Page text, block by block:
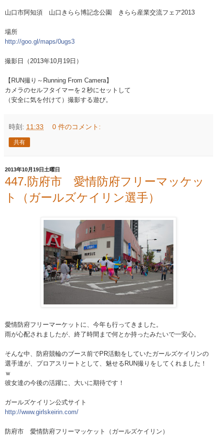
山口市阿知須 山口きらら博記念公園 きらら産業交流フ ェア2013
場所
http://goo.gl/maps/0ugs3
撮影日（2013年10月19日）
【RUN撮り～Running From Camera】
カメラのセルフタイマーを２秒にセットして
（安全に気を付けて）撮影する遊び。
時刻: 11:33 0 件のコメント:
共有
2013年10月19日土曜日
447.防府市 愛情防府フリーマッケッ
ト（ガールズケイリン選手）
愛情防府フリーマーケットに、今年も行ってきました。
雨が心配されましたが、終了時間まで何とか持ったみたいで一安心。
そんな中、防府競輪のブース前でPR活動をしていたガー ルズケイリンの
選手達が、プロアスリートとして、魅せるRUN撮りをしてくれました！
ｗ
彼女達の今後の活躍に、大いに期待です！
ガールズケイリン公式サイト
http://www.girlskeirin.com/
防府市 愛情防府フリーマッケット（ガールズケイリン）